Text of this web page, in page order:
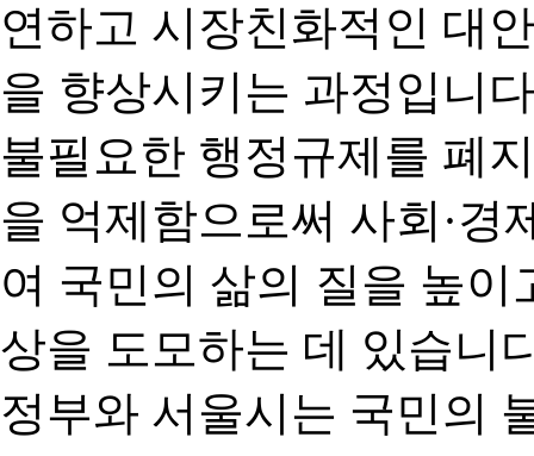
연하고 시장친화적인 대
을 향상시키는 과정입니
불필요한 행정규제를 폐
을 억제함으로써 사회·경
여 국민의 삶의 질을 높
상을 도모하는 데 있습니
정부와 서울시는 국민의